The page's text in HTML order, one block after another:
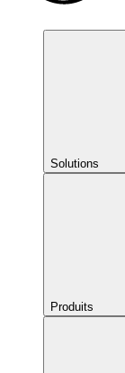
Solutions
Produits